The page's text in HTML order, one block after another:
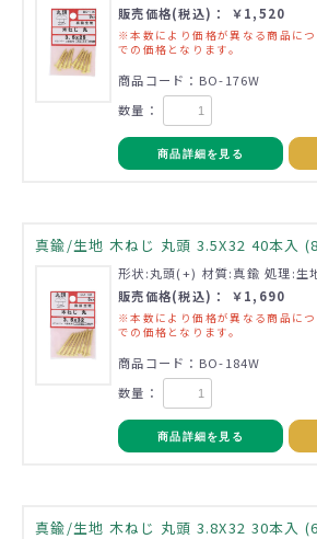
販売価格(税込)： ￥1,520
※本数により価格が異なる商品に
での価格となります。
商品コード：BO-176W
数量：
商品詳細を見る
真鍮/生地 木ねじ 丸頭 3.5X32 40本入
形状:丸頭(+) 材質:真鍮 処理:生
販売価格(税込)： ￥1,690
※本数により価格が異なる商品に
での価格となります。
商品コード：BO-184W
数量：
商品詳細を見る
真鍮/生地 木ねじ 丸頭 3.8X32 30本入